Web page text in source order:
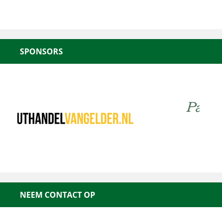
SPONSORS
NEEM CONTACT OP